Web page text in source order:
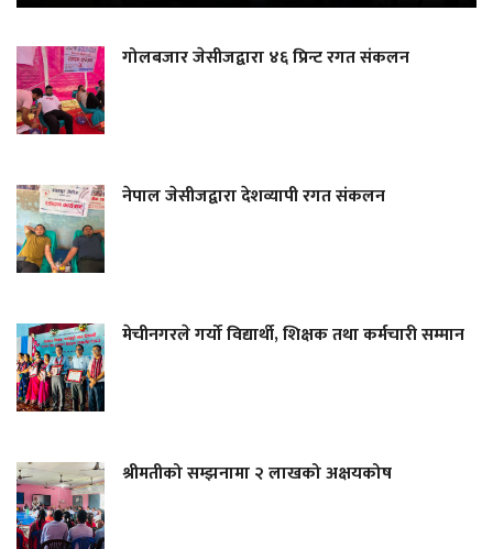
गोलबजार जेसीजद्वारा ४६ प्रिन्ट रगत संकलन
नेपाल जेसीजद्वारा देशव्यापी रगत संकलन
मेचीनगरले गर्यो विद्यार्थी, शिक्षक तथा कर्मचारी सम्मान
श्रीमतीको सम्झनामा २ लाखको अक्षयकोष